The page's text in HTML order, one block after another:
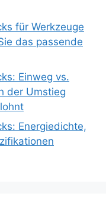
für Werkzeuge
das passende
Einweg vs.
der Umstieg
Energiedichte,